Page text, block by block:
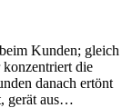
Kunden; gleich
konzentriert die
danach ertönt
gerät aus…